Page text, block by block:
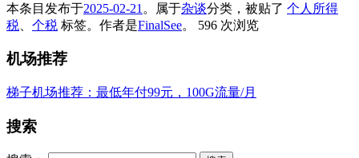
本条目发布于2025-02-21 。属于杂谈分类，被贴了 个人所得
税
个税 标签。 作者是FinalSee。 596 次浏览
机场推荐
梯子机场推荐：最低年付99元，100G流量/月
搜索